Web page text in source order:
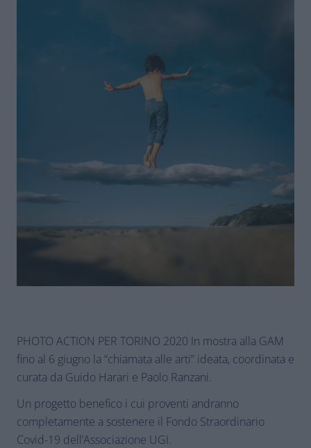
PHOTO ACTION PER TORINO 2020 In mostra alla GAM
fino al 6 giugno la “chiamata alle arti” ideata, coordinata e
curata da Guido Harari e Paolo Ranzani.
Un progetto benefico i cui proventi andranno
completamente a sostenere il Fondo Straordinario
Covid-19 dell’Associazione UGI.